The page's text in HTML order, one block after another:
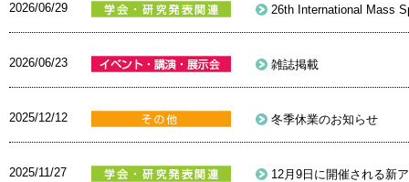
2026/06/29 26th International Mass
2026/06/23 雑誌掲載
2025/12/12 冬季休業のお知らせ
2025/11/27 12月9日に開催される新